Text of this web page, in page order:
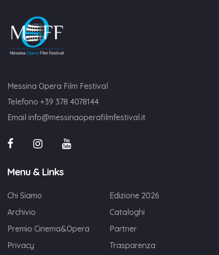
Messina Opera Film Festival
Telefono +39 378 4078144
Email info@messinaoperafilmfestival.it
Menu & Links
Chi Siamo
Edizione 2026
Archivio
Cataloghi
Premio Cinema&Opera
Partner
Privacy
Trasparenza